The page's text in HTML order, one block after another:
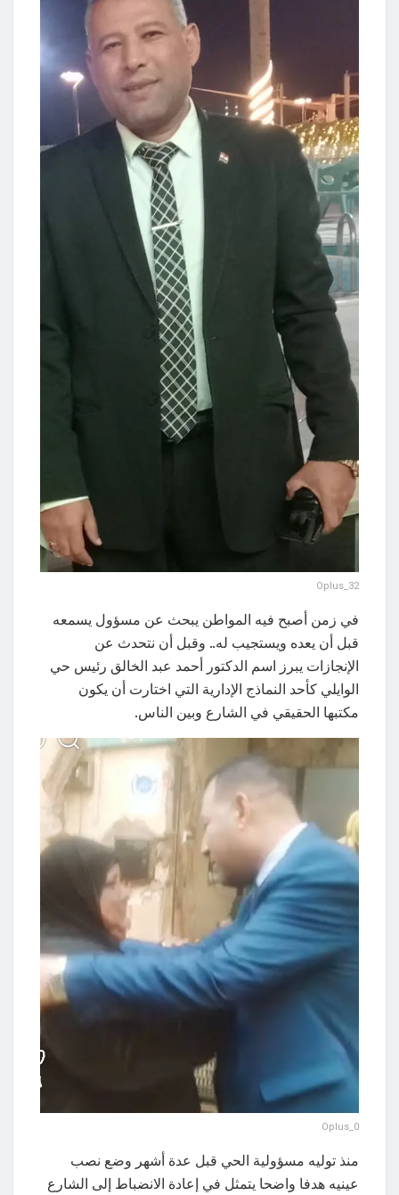
Oplus_32
في زمن أصبح فيه المواطن يبحث عن مسؤول يسمعه
قبل أن يعده ويستجيب له.. وقبل أن نتحدث عن
الإنجازات يبرز اسم الدكتور أحمد عبد الخالق رئيس حي
الوايلي كأحد النماذج الإدارية التي اختارت أن يكون
مكتبها الحقيقي في الشارع وبين الناس.
Oplus_0
منذ توليه مسؤولية الحي قبل عدة أشهر وضع نصب
عينيه هدفا واضحا يتمثل في إعادة الانضباط إلى الشارع